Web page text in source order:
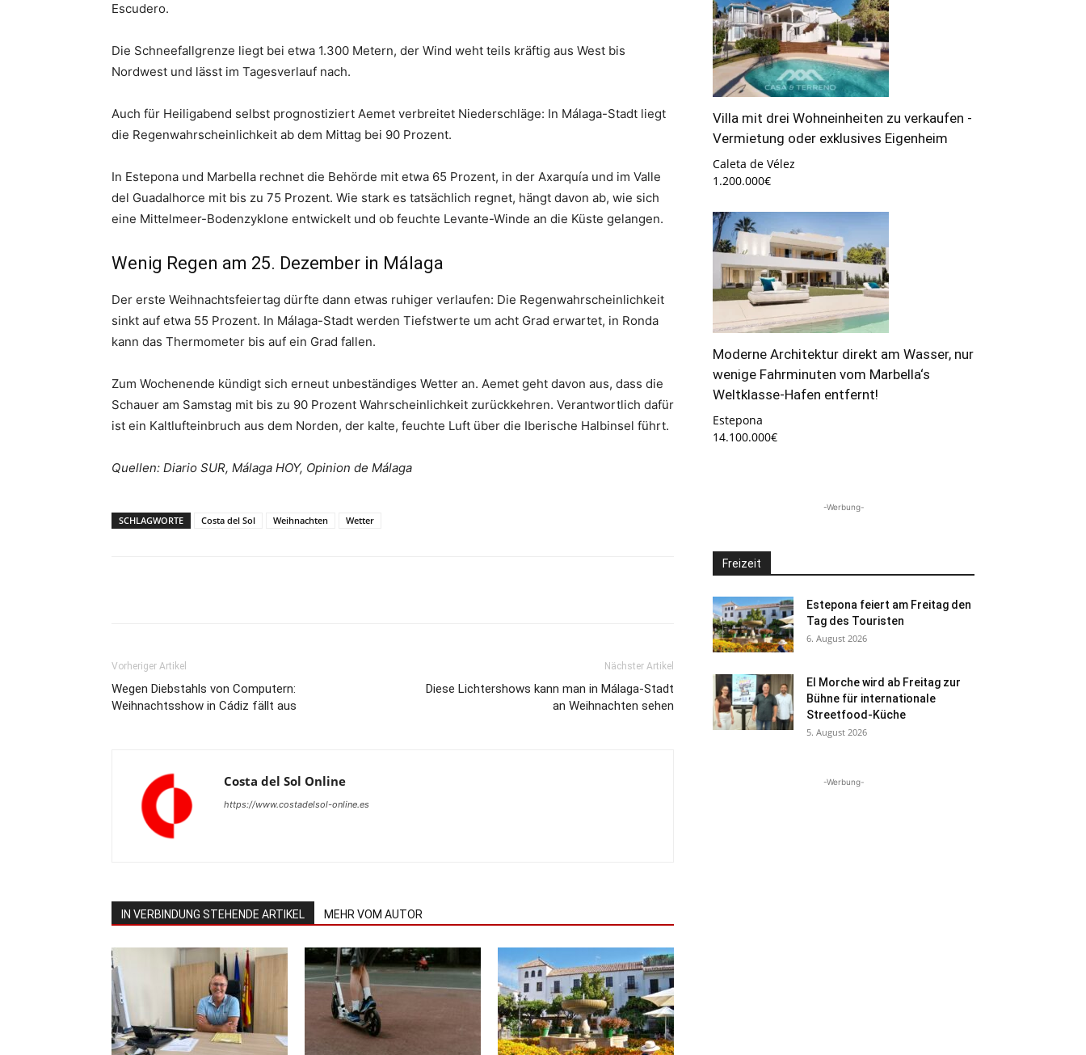
Escudero.
Die Schneefallgrenze liegt bei etwa 1.300 Metern, der Wind weht teils kräftig aus West bis
Nordwest und lässt im Tagesverlauf nach.
Auch für Heiligabend selbst prognostiziert Aemet verbreitet Niederschläge: In Málaga-Stadt liegt
die Regenwahrscheinlichkeit ab dem Mittag bei 90 Prozent.
In Estepona und Marbella rechnet die Behörde mit etwa 65 Prozent, in der Axarquía und im Valle
del Guadalhorce mit bis zu 75 Prozent. Wie stark es tatsächlich regnet, hängt davon ab, wie sich
eine Mittelmeer-Bodenzyklone entwickelt und ob feuchte Levante-Winde an die Küste gelangen.
Wenig Regen am 25. Dezember in Málaga
Der erste Weihnachtsfeiertag dürfte dann etwas ruhiger verlaufen: Die Regenwahrscheinlichkeit
sinkt auf etwa 55 Prozent. In Málaga-Stadt werden Tiefstwerte um acht Grad erwartet, in Ronda
kann das Thermometer bis auf ein Grad fallen.
Zum Wochenende kündigt sich erneut unbeständiges Wetter an. Aemet geht davon aus, dass die
Schauer am Samstag mit bis zu 90 Prozent Wahrscheinlichkeit zurückkehren. Verantwortlich dafür
ist ein Kaltlufteinbruch aus dem Norden, der kalte, feuchte Luft über die Iberische Halbinsel führt.
Quellen: Diario SUR, Málaga HOY, Opinion de Málaga
SCHLAGWORTE Costa del Sol Weihnachten Wetter
Vorheriger Artikel
Wegen Diebstahls von Computern:
Weihnachtsshow in Cádiz fällt aus
Nächster Artikel
Diese Lichtershows kann man in Málaga-Stadt
an Weihnachten sehen
Costa del Sol Online
https://www.costadelsol-online.es
IN VERBINDUNG STEHENDE ARTIKEL MEHR VOM AUTOR
Villa mit drei Wohneinheiten zu verkaufen -
Vermietung oder exklusives Eigenheim
Caleta de Vélez
1.200.000€
Moderne Architektur direkt am Wasser, nur
wenige Fahrminuten vom Marbella‘s
Weltklasse-Hafen entfernt!
Estepona
14.100.000€
-Werbung-
Freizeit
Estepona feiert am Freitag den
Tag des Touristen
6. August 2026
El Morche wird ab Freitag zur
Bühne für internationale
Streetfood-Küche
5. August 2026
-Werbung-